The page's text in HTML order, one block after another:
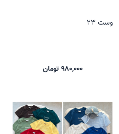
وست 23
980,000 تومان